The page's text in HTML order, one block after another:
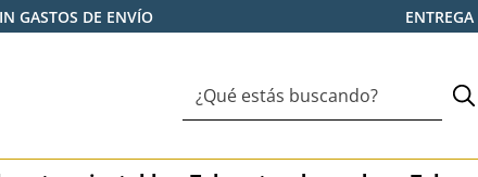
GASTOS DE ENVÍO